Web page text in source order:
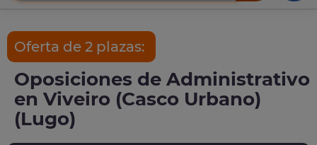
Oferta de 2 plazas:
Oposiciones de Administrativo
en Viveiro (Casco Urbano)
(Lugo)